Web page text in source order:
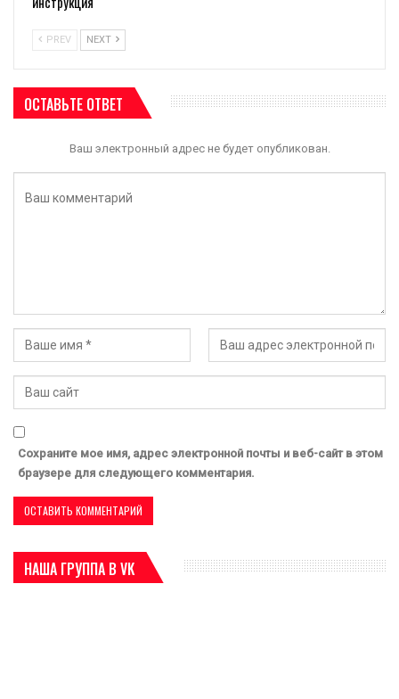
PREV NEXT
ОСТАВЬТЕ ОТВЕТ
Ваш электронный адрес не будет опубликован.
Сохраните мое имя, адрес электронной почты и веб-сайт в этом
браузере для следующего комментария.
НАША ГРУППА В VK